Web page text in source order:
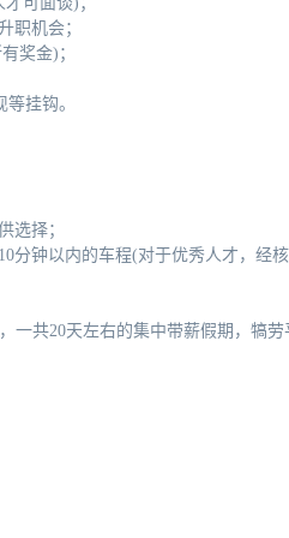
职机会；
奖金)；
挂钩。
选择；
钟以内的车程(对于优秀人才，经
共20天左右的集中带薪假期，犒劳